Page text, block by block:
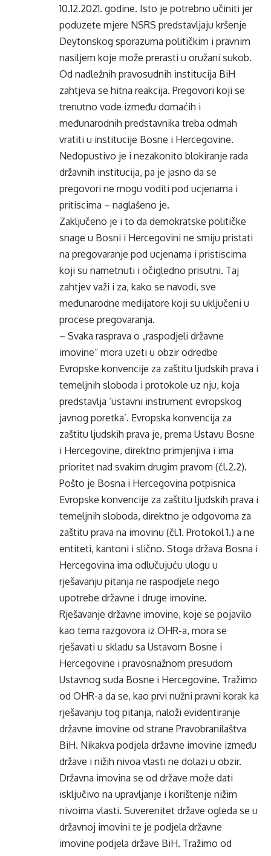
10.12.2021. godine. Isto je potrebno učiniti jer
poduzete mjere NSRS predstavljaju kršenje
Deytonskog sporazuma političkim i pravnim
nasiljem koje može prerasti u oružani sukob.
Od nadležnih pravosudnih institucija BiH
zahtjeva se hitna reakcija. Pregovori koji se
trenutno vode između domaćih i
međunarodnih predstavnika treba odmah
vratiti u institucije Bosne i Hercegovine.
Nedopustivo je i nezakonito blokiranje rada
državnih institucija, pa je jasno da se
pregovori ne mogu voditi pod ucjenama i
pritiscima – naglašeno je.
Zaključeno je i to da demokratske političke
snage u Bosni i Hercegovini ne smiju pristati
na pregovaranje pod ucjenama i pristiscima
koji su nametnuti i očigledno prisutni. Taj
zahtjev važi i za, kako se navodi, sve
međunarodne medijatore koji su uključeni u
procese pregovaranja.
– Svaka rasprava o „raspodjeli državne
imovine“ mora uzeti u obzir odredbe
Evropske konvencije za zaštitu ljudskih prava i
temeljnih sloboda i protokole uz nju, koja
predstavlja ‘ustavni instrument evropskog
javnog poretka’. Evropska konvencija za
zaštitu ljudskih prava je, prema Ustavu Bosne
i Hercegovine, direktno primjenjiva i ima
prioritet nad svakim drugim pravom (čl.2.2).
Pošto je Bosna i Hercegovina potpisnica
Evropske konvencije za zaštitu ljudskih prava i
temeljnih sloboda, direktno je odgovorna za
zaštitu prava na imovinu (čl.1. Protokol 1.) a ne
entiteti, kantoni i slično. Stoga država Bosna i
Hercegovina ima odlučujuću ulogu u
rješavanju pitanja ne raspodjele nego
upotrebe državne i druge imovine.
Rješavanje državne imovine, koje se pojavilo
kao tema razgovora iz OHR-a, mora se
rješavati u skladu sa Ustavom Bosne i
Hercegovine i pravosnažnom presudom
Ustavnog suda Bosne i Hercegovine. Tražimo
od OHR-a da se, kao prvi nužni pravni korak ka
rješavanju tog pitanja, naloži evidentiranje
državne imovine od strane Pravobranilaštva
BiH. Nikakva podjela državne imovine između
države i nižih nivoa vlasti ne dolazi u obzir.
Državna imovina se od države može dati
isključivo na upravljanje i korištenje nižim
nivoima vlasti. Suverenitet države ogleda se u
državnoj imovini te je podjela državne
imovine podjela države BiH. Tražimo od